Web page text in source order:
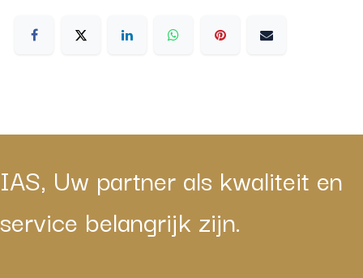
IAS, Uw partner als kwaliteit en
service belangrijk zijn.